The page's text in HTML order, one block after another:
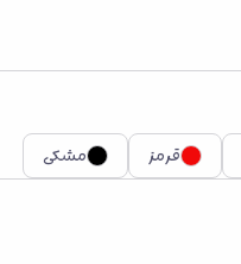
قرمز مشکی